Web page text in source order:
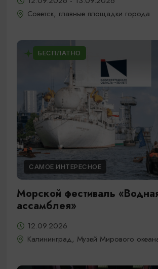
Советск, главные площадки города
БЕСПЛАТНО
САМОЕ ИНТЕРЕСНОЕ
Морской фестиваль
ассамблея»
12.09.2026
Калининград, Музей Мирового